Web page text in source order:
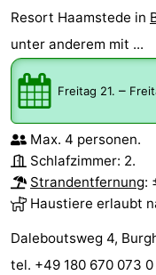
Resort Haamstede in
unter anderem mit ...
Freitag 21. –
Max. 4 personen.
Schlafzimmer: 2.
Strandentfernung:
Haustiere erlaubt
Daleboutsweg 4,
tel. +49 180 670 073 0